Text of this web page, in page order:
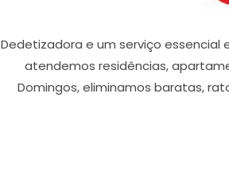
Dedetizadora e um serviço essencial
atendemos residências,
Domingos, eliminamos baratas,